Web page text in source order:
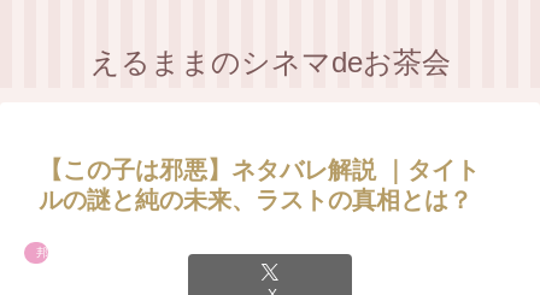
えるままのシネマdeお茶会
【この子は邪悪】ネタバレ解説 ｜タイト
ルの謎と純の未来、ラストの真相とは？
邦画